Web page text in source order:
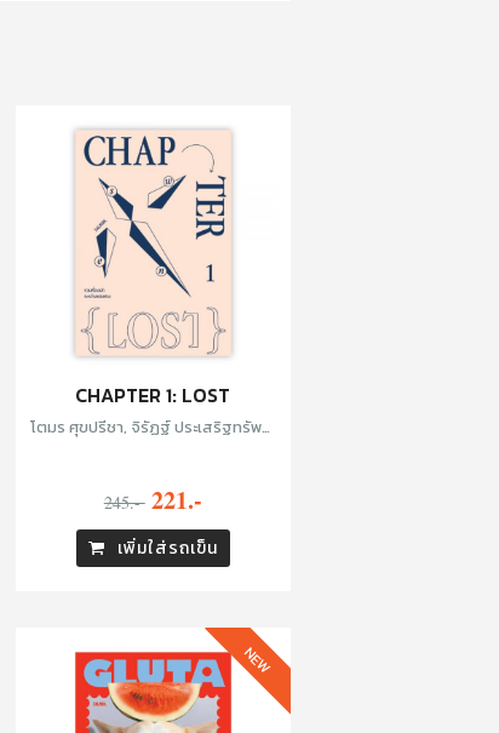
CHAPTER 1: LOST
โตมร ศุขปรีชา, จิรัฏฐ์ ประเสริฐทรัพย์,
ศุภวงศ์, ปัจจาพงศ์ ศุภชัยเจริญ, คาลิล
SAHRED TOY, PLARIEX, TUNA
DUNN
245.- 221.-
เพิ่มใส่รถเข็น
NEW